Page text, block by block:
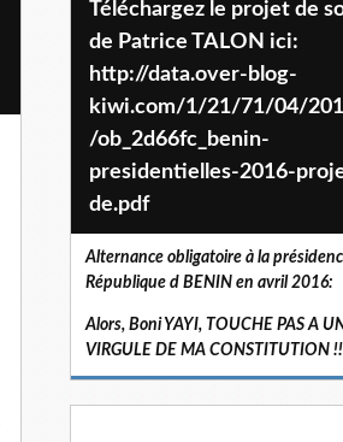
Téléchargez le projet de société
de Patrice TALON ici:
http://data.over-blog-
kiwi.com/1/21/71/04/
/ob_2d66fc_benin-
presidentielles-2016-
de.pdf
Alternance obligatoire à la
République d BENIN en avril 2016:
Alors, Boni YAYI, TOUCHE PAS A
VIRGULE DE MA CONSTITUTION